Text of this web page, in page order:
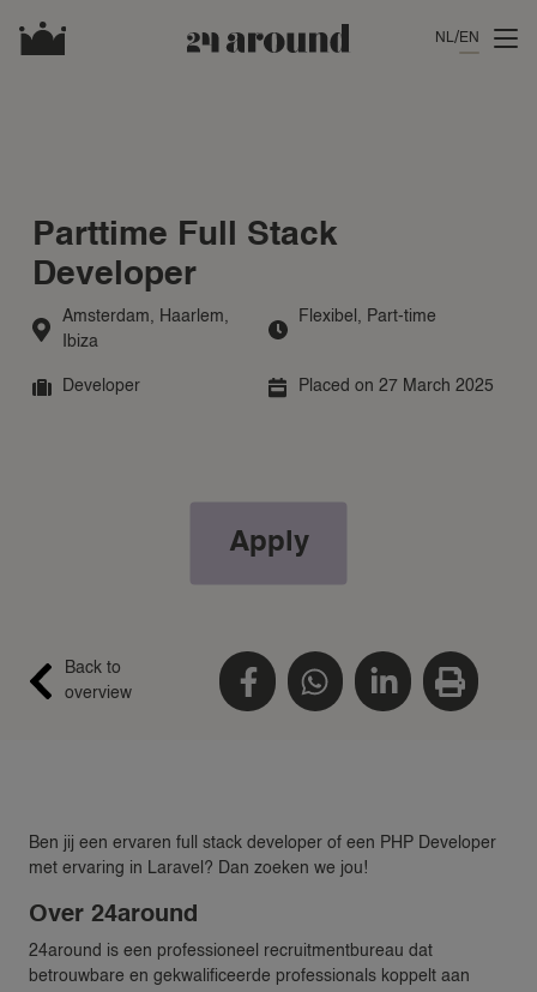
NL EN
Parttime Full Stack
Developer
Amsterdam, Haarlem,
Ibiza
Flexibel , Part-time
Developer Placed on 27 March 2025
Apply
Back to
overview
Ben jij een ervaren full stack developer of een PHP Developer
met ervaring in Laravel? Dan zoeken we jou!
Over 24around
24around is een professioneel recruitmentbureau dat
betrouwbare en gekwalificeerde professionals koppelt aan